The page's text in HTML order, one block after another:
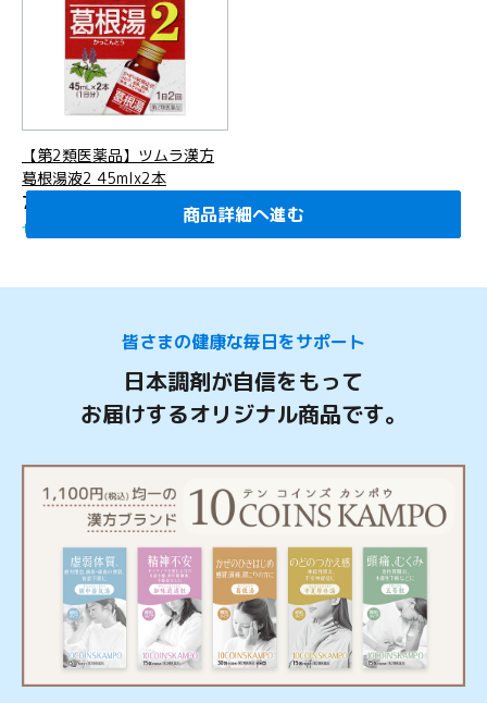
商品詳細へ進む
商品詳細へ進む
商品詳細へ進む
商品詳細へ進む
商品詳細へ進む
商品詳細へ進む
商品詳細へ進む
商品詳細へ進む
商品詳細へ進む
商品詳細へ進む
商品詳細へ進む
商品詳細へ進む
商品詳細へ進む
商品詳細へ進む
商品詳細へ進む
商品詳細へ進む
【第2類医薬品】ツムラ漢方
葛根湯液2 45mlx2本
797
セルフメディケーション税制対象
商品詳細へ進む
皆さまの健康な毎日をサポート
日本調剤が自信をもって
お届けするオリジナル商品です。